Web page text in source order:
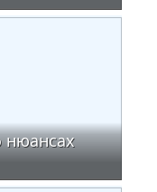
нюансах